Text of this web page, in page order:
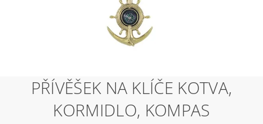
PŘÍVĚŠEK NA KLÍČE KOTVA,
KORMIDLO, KOMPAS